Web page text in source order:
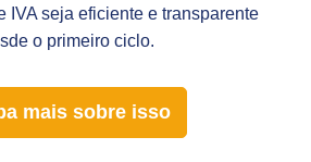
IVA seja eficiente e transparente
o primeiro ciclo.
mais sobre isso